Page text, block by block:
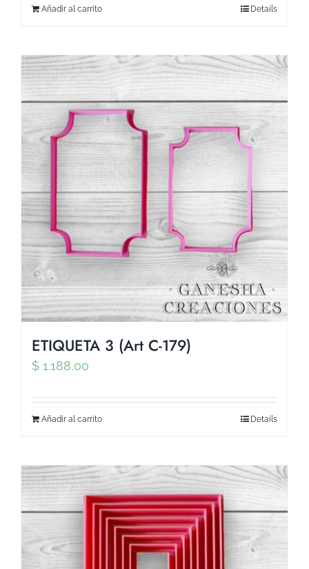
Añadir al carrito Details
ETIQUETA 3 (Art C-179)
$ 1.188,00
Añadir al carrito Details